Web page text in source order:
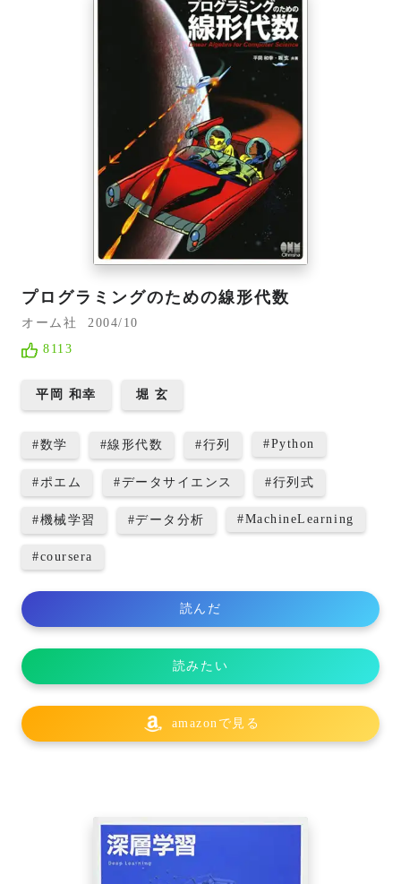
プログラミングのための線形代数
オーム社
2004/10
8113
平岡 和幸 堀 玄
#数学 #線形代数 #行列 #Python
# ポエム #データサイエンス #行列式
#機械学習 #データ分析 #MachineLearning
#coursera
読んだ
読みたい
amazonで見る